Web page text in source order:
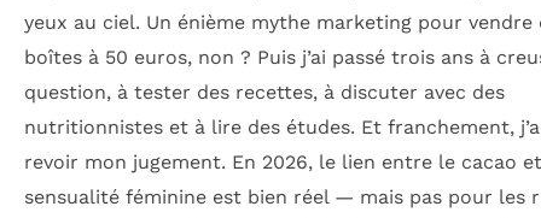
yeux au ciel. Un énième mythe marketing pour vendre
boîtes à 50 euros, non ? Puis j’ai passé trois ans à
question, à tester des recettes, à discuter avec des
nutritionnistes et à lire des études. Et franchement,
revoir mon jugement. En 2026, le lien entre le cacao
sensualité féminine est bien réel — mais pas pour les